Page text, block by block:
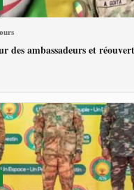
des ambassadeurs et